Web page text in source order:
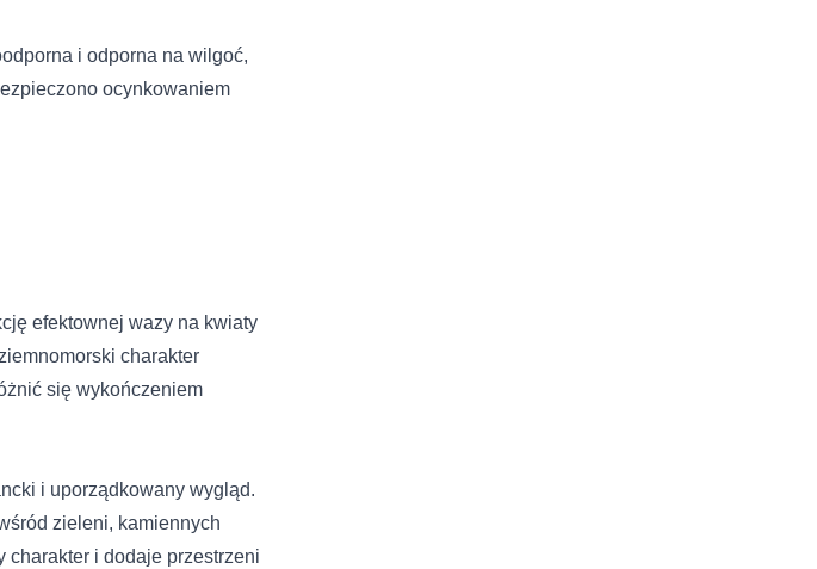
i odporna na wilgoć,
ocynkowaniem
efektownej wazy na kwiaty
charakter
się wykończeniem
i uporządkowany wygląd.
zieleni, kamiennych
charakter i dodaje przestrzeni
aby oferować funkcje społecznościowe i analizować ruch w
udostępniamy partnerom społecznościowym, reklamowym i
otrzymanymi od Ciebie lub uzyskanymi podczas
funkcji witryny i witryna nie będzie działać w zamierzony
informacji, które zmieniają wygląd lub funkcjonowanie
użytkownik.